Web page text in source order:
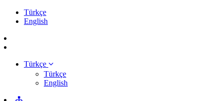
Türkçe
English
Türkçe
Türkçe
English